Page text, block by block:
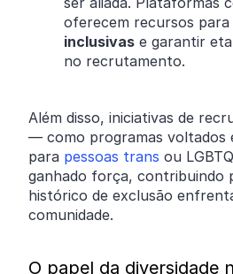
oferecem recursos
inclusivas e garantir
no recrutamento.
Além disso, iniciativas de
— como programas voltados
para pessoas trans ou
ganhado força, contribuindo
histórico de exclusão
comunidade.
O papel da diversidade